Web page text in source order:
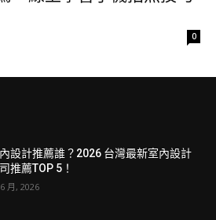
0
設計推薦誰？2026 台灣最新室內設計
推薦TOP 5！
月, 2026